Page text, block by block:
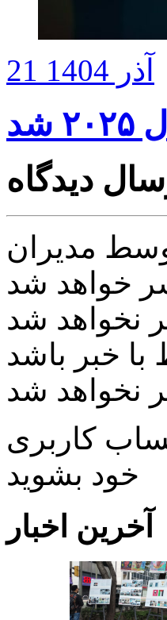
21 آذر 1404
دیدگاه
مدیران
با خبر باشد
نخواهد شد
كاربری
خود بشويد
آخرین اخبار